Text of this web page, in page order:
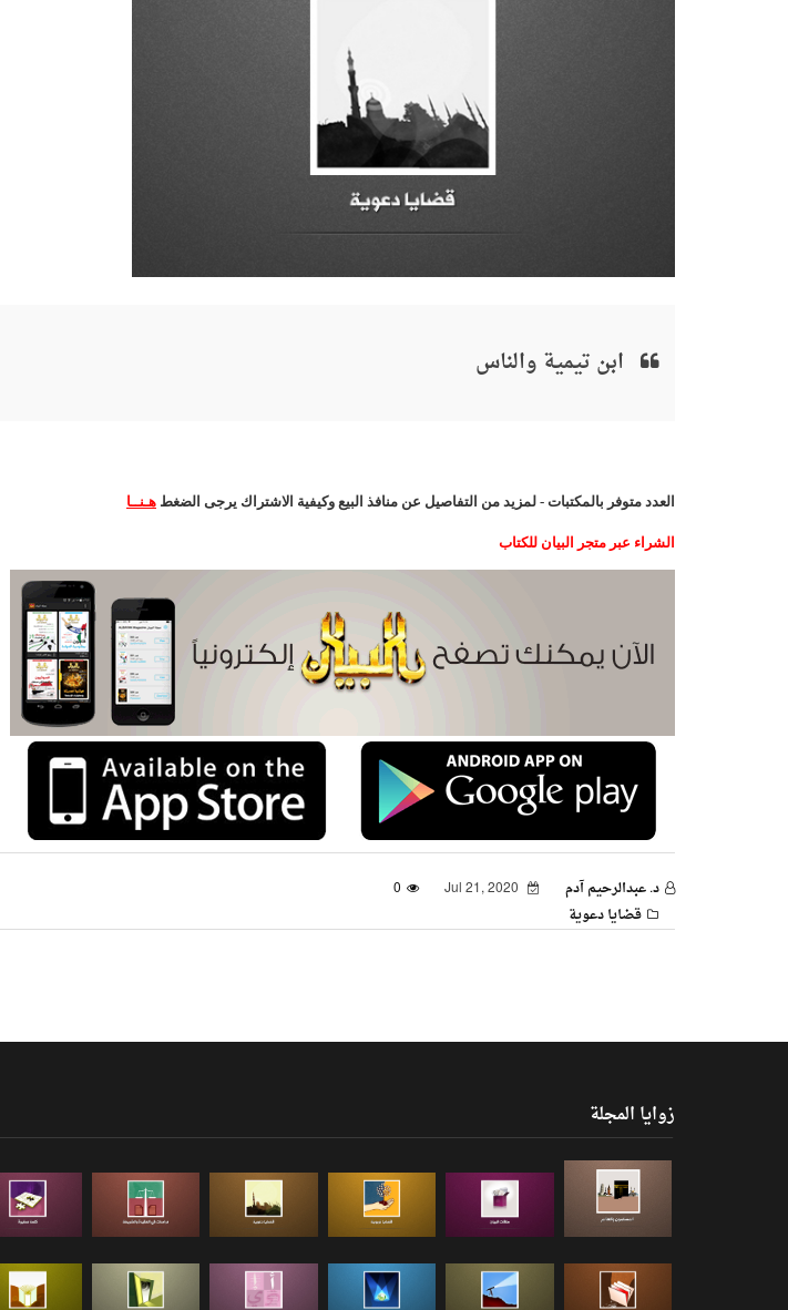
ابن تيمية والناس
العدد متوفر بالمكتبات - لمزيد من التفاصيل عن منافذ البيع وكيفية الاشتراك يرجى الضغط هـنــا
الشراء عبر متجر البيان للكتاب
د. عبدالرحيم آدم
0
قضايا دعوية
زوايا المجلة